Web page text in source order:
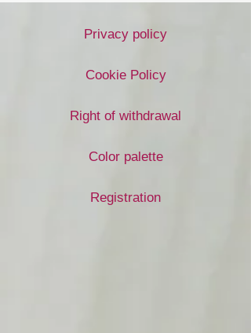
Privacy policy
Cookie Policy
Right of withdrawal
Color palette
Registration